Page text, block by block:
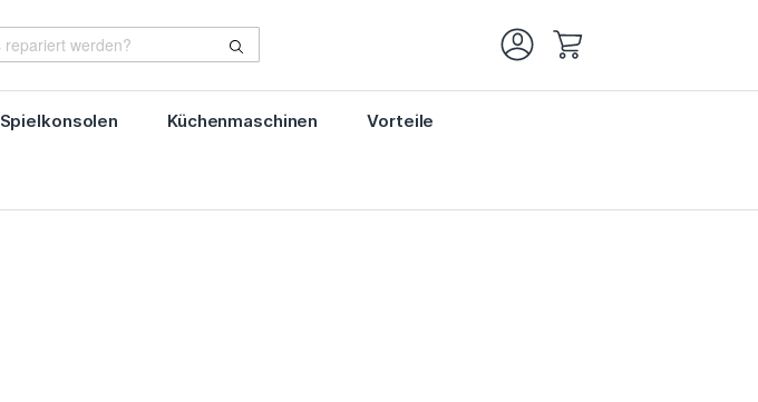
Spielkonsolen Küchenmaschinen Vorteile